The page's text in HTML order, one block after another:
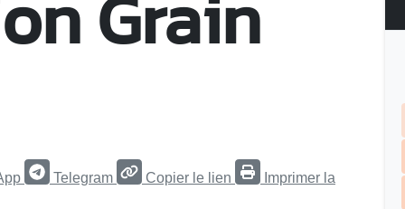
Telegram Copier le lien Imprimer la